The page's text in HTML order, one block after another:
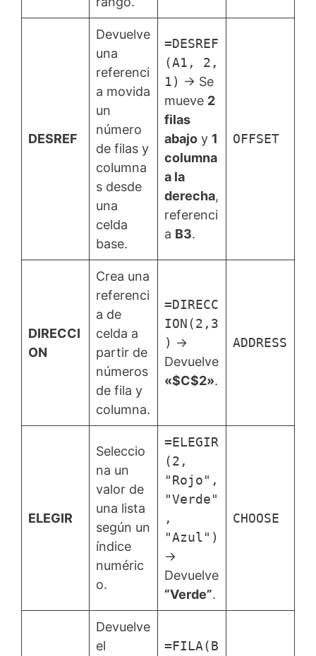
DESREF
Devuelve
una
referenci
a movida
un
número
de filas y
columna
s desde
una
celda
base.
=DESREF
(A1, 2,
1) → Se
mueve 2
filas
abajo y 1
columna
a la
derecha,
referenci
a B3.
OFFSET
DIRECCI
ON
Crea una
referenci
a de
celda a
partir de
números
de fila y
columna.
=DIRECC
ION(2,3
) →
Devuelve
«$C$2».
ADDRESS
ELEGIR
Seleccio
na un
valor de
una lista
según un
índice
numéric
o.
=ELEGIR
(2,
"Rojo",
"Verde"
,
"Azul")
→
Devuelve
“Verde”.
CHOOSE
Devuelve
el
=FILA(B